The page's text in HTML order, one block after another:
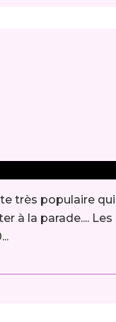
très populaire qui
à la parade.... Les